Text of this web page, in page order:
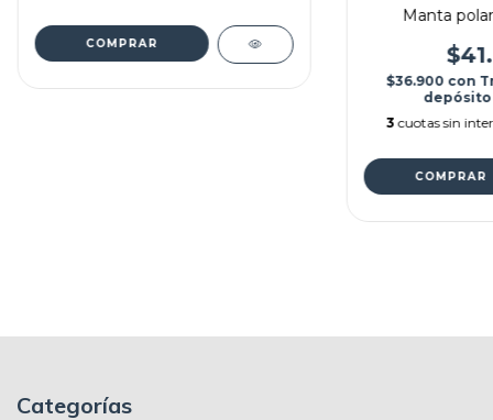
Manta
$36.900 con
3 cuotas sin
Categorías